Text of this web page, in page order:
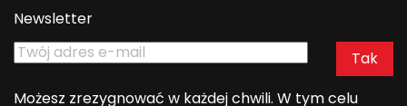
Newsletter
Możesz zrezygnować w każdej chwili. W tym celu